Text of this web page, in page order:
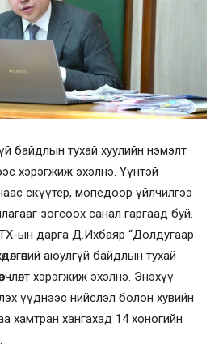
байдлын тухай хуулийн нэмэлт
хэрэгжиж эхэлнэ. Үүнтэй
скүүтер, мопедоор үйлчилгээ
зогсоох санал гаргаад буй.
ын дарга Д.Ихбаяр “Долдугаар
аюулгүй байдлын тухай
хэрэгжиж эхэлнэ. Энэхүү
үүднээс нийслэл болон хувийн
хамтран хангахад 14 хоногийн